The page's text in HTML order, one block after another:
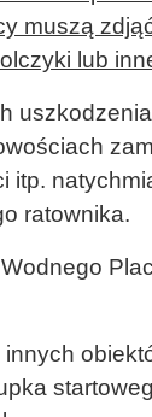
muszą
lub
itp.
ratownika.